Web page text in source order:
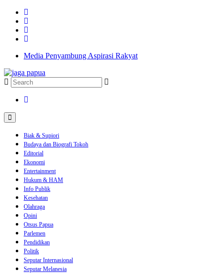
Media Penyambung Aspirasi Rakyat
Biak & Supiori
Budaya dan Biografi Tokoh
Editorial
Ekonomi
Entertainment
Hukum & HAM
Info Publik
Kesehatan
Olahraga
Opini
Otsus Papua
Parlemen
Pendidikan
Politik
Seputar Internasional
Seputar Melanesia